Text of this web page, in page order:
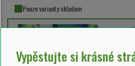
Pouze varianty skladem
Vypěstujte si krásné